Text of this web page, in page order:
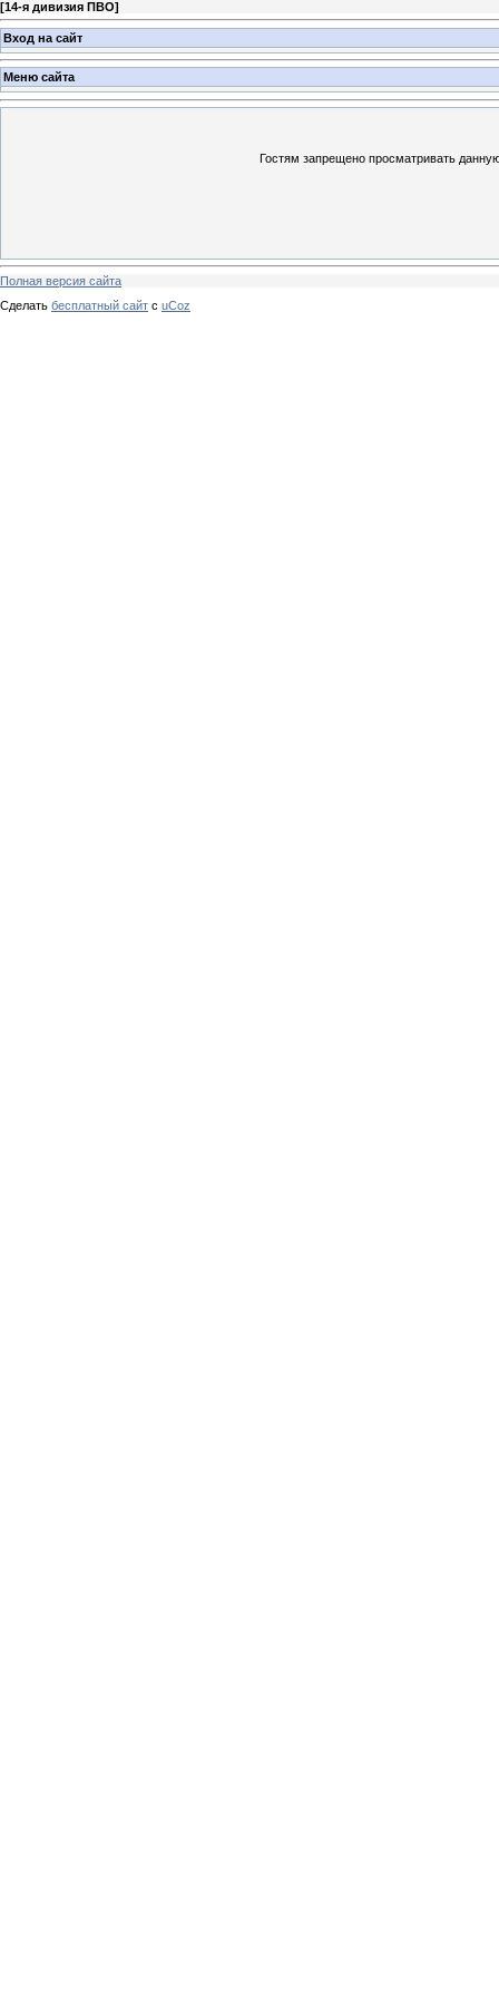
[14-я дивизия ПВО]
Вход на сайт
Меню сайта
Гостям запрещено просматривать
Полная версия сайта
Сделать бесплатный сайт с uCoz